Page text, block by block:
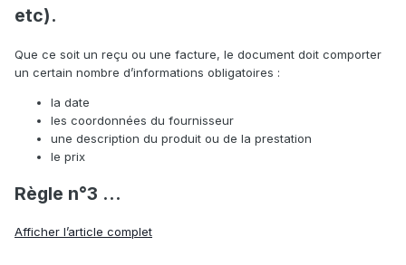
etc).
Que ce soit un reçu ou une facture, le document doit comporter
un certain nombre d’informations obligatoires :
la date
les coordonnées du fournisseur
une description du produit ou de la prestation
le prix
Règle n°3 ...
Afficher l’article complet